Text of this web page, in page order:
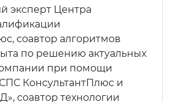
эксперт Центра
соавтор алгоритмов
по решению актуальных
при помощи
КонсультантПлюс и
соавтор технологии